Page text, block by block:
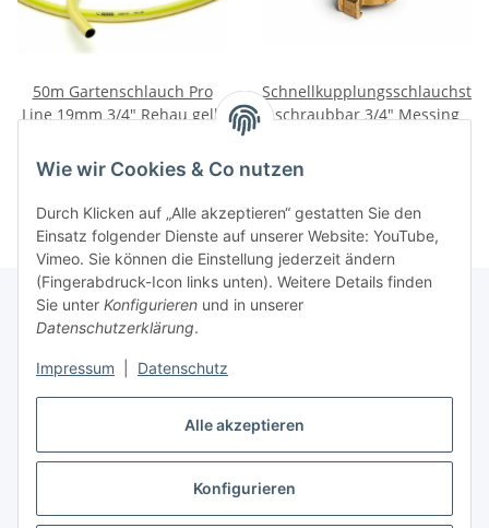
Alle akzeptieren
Konfigurieren
Wie wir Cookies & Co nutzen
Durch Klicken auf „Alle akzeptieren“ gestatten Sie den
Einsatz folgender Dienste auf unserer Website: YouTube,
Vimeo. Sie können die Einstellung jederzeit ändern
(Fingerabdruck-Icon links unten). Weitere Details finden
Sie unter Konfigurieren und in unserer
Datenschutzerklärung.
Impressum Datenschutz
50m Gartenschlauch Pro
Line 19mm 3/4" Rehau gelb
schraubbar 3/4" Messing
Vertrag widerrufen